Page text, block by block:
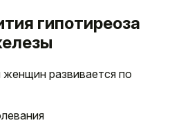
гипотиреоза
развивается по